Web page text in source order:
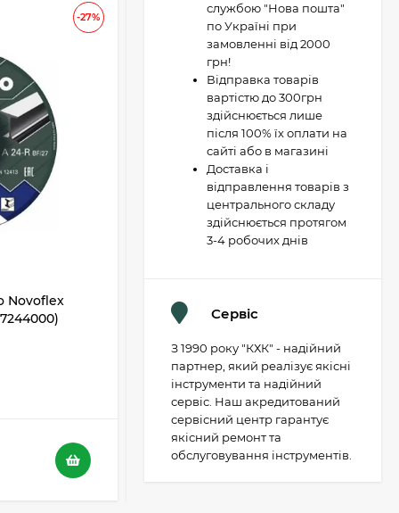
-27%
Novoflex
Відрізний диск Metabo Novoflex
230x3,0х22 SP, сталь (617241000)
В НАЯВНОСТІ
116 грн.
73 грн.
службою "Нова пошта"
по Україні при
замовленні від 2000
грн!
Відправка товарів
вартістю до 300грн
здійснюється лише
після 100% їх оплати на
сайті або в магазині
Доставка і
відправлення товарів з
центрального складу
здійснюється протягом
3-4 робочих днів
Сервіс
З 1990 року "КХК" - надійний
партнер, який реалізує якісні
інструменти та надійний
сервіс. Наш акредитований
сервісний центр гарантує
якісний ремонт та
обслуговування інструментів.